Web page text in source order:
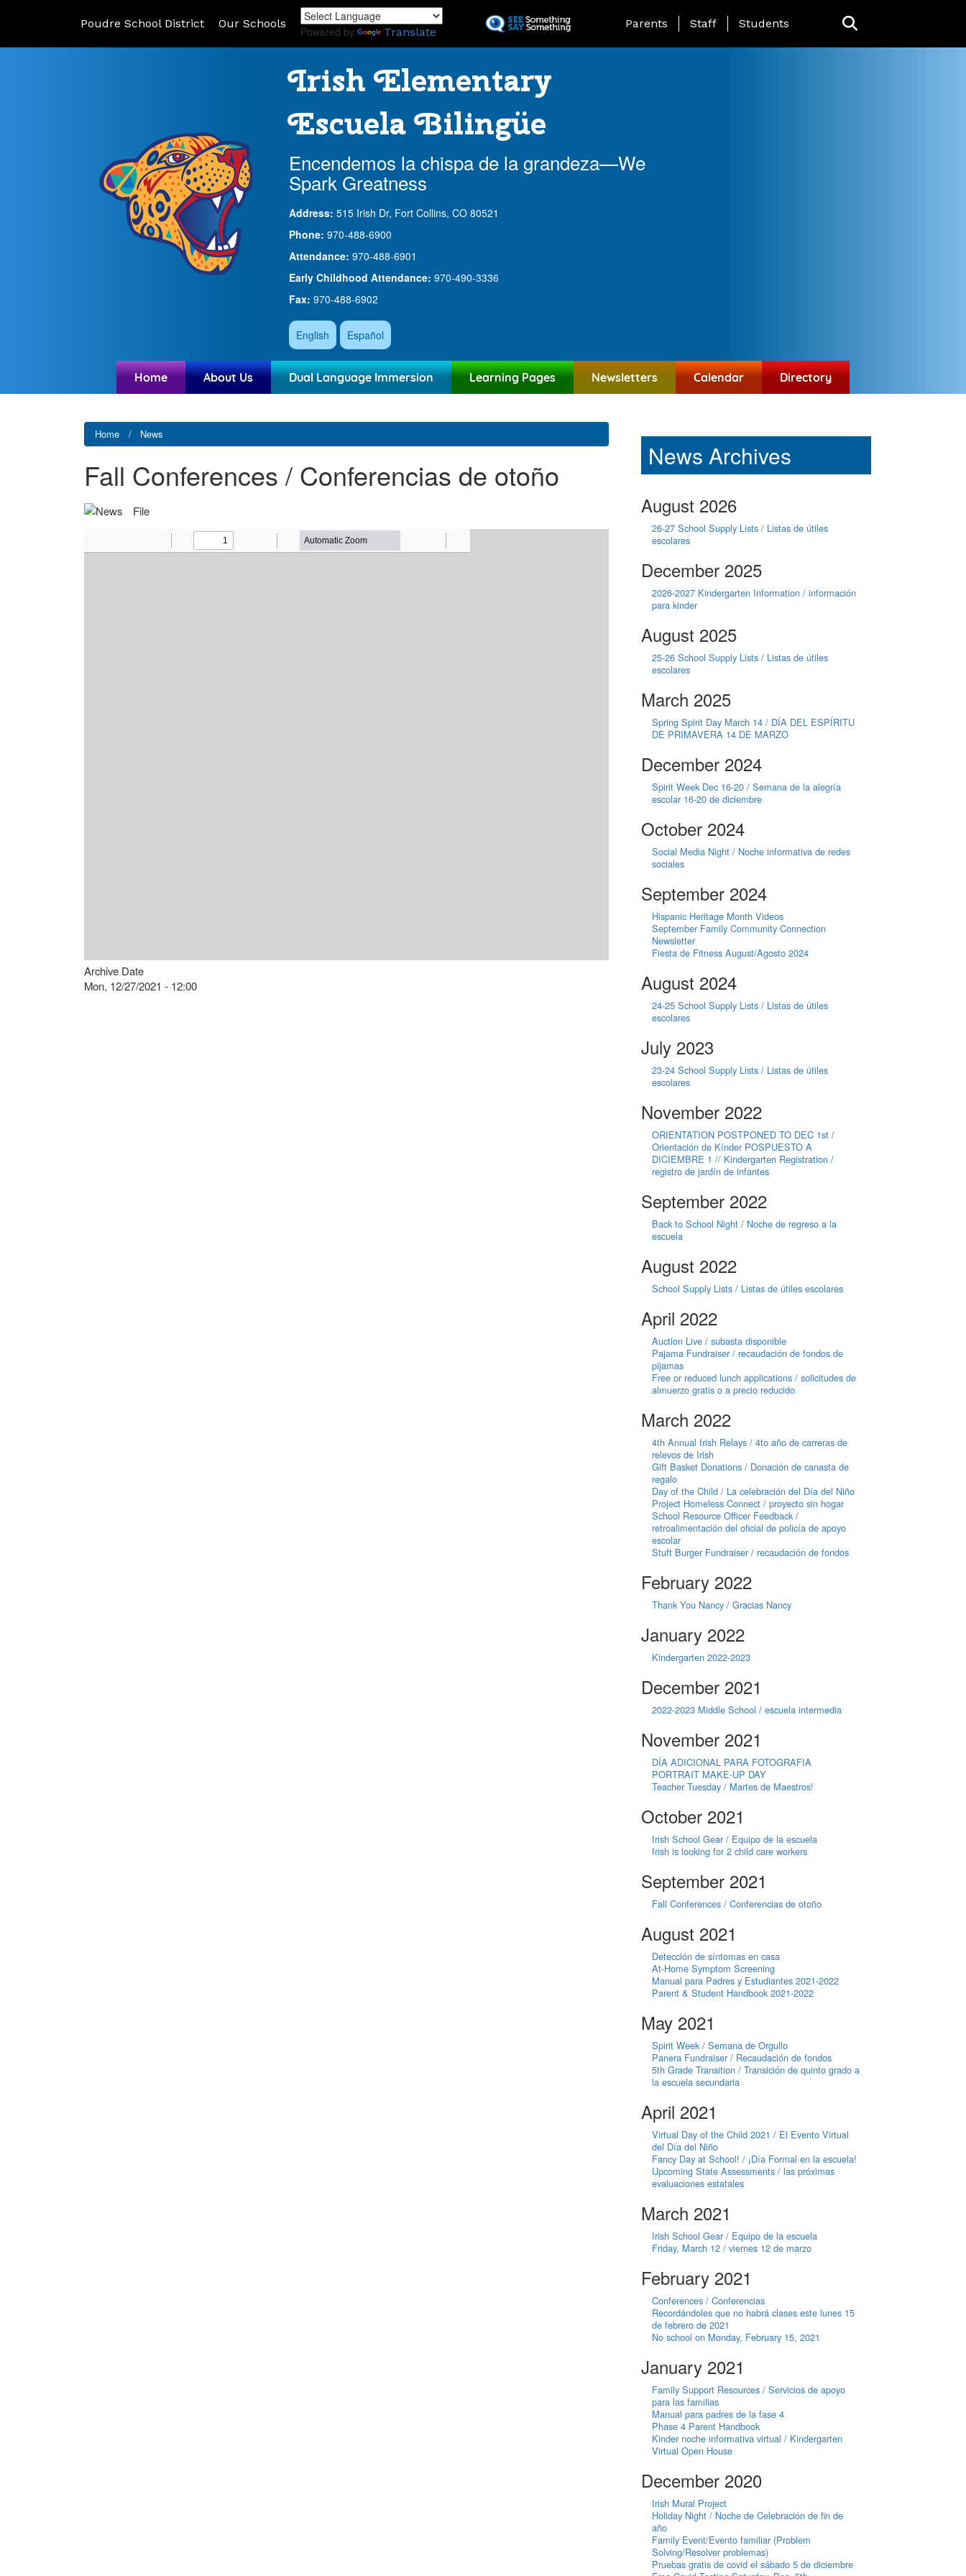
to
Poudre School District Our Schools
Powered by Translate
Landing Page Menu
Parents Staff Students
Irish Elementary
Escuela Bilingüe
Encendemos la chispa de la grandeza—We
Spark Greatness
Address: 515 Irish Dr, Fort Collins, CO 80521
Phone: 970-488-6900
Attendance: 970-488-6901
Early Childhood Attendance: 970-490-3336
Fax: 970-488-6902
English Español
Home About Us Dual Language Immersion Learning Pages Newsletters Calendar Directory
Home News
Fall Conferences / Conferencias de otoño
File
Archive Date
Mon, 12/27/2021 - 12:00
News Archives
August 2026
26-27 School Supply Lists / Listas de útiles
escolares
December 2025
2026-2027 Kindergarten Information / información
para kinder
August 2025
25-26 School Supply Lists / Listas de útiles
escolares
March 2025
Spring Spirit Day March 14 / DÍA DEL ESPÍRITU
DE PRIMAVERA 14 DE MARZO
December 2024
Spirit Week Dec 16-20 / Semana de la alegría
escolar 16-20 de diciembre
October 2024
Social Media Night / Noche informativa de redes
sociales
September 2024
Hispanic Heritage Month Videos
September Family Community Connection
Newsletter
Fiesta de Fitness August/Agosto 2024
August 2024
24-25 School Supply Lists / Listas de útiles
escolares
July 2023
23-24 School Supply Lists / Listas de útiles
escolares
November 2022
ORIENTATION POSTPONED TO DEC 1st /
Orientación de Kínder POSPUESTO A
DICIEMBRE 1 // Kindergarten Registration /
registro de jardín de infantes
September 2022
Back to School Night / Noche de regreso a la
escuela
August 2022
School Supply Lists / Listas de útiles escolares
April 2022
Auction Live / subasta disponible
Pajama Fundraiser / recaudación de fondos de
pijamas
Free or reduced lunch applications / solicitudes de
almuerzo gratis o a precio reducido
March 2022
4th Annual Irish Relays / 4to año de carreras de
relevos de Irish
Gift Basket Donations / Donación de canasta de
regalo
Day of the Child / La celebración del Día del Niño
Project Homeless Connect / proyecto sin hogar
School Resource Officer Feedback /
retroalimentación del oficial de policía de apoyo
escolar
Stuft Burger Fundraiser / recaudación de fondos
February 2022
Thank You Nancy / Gracias Nancy
January 2022
Kindergarten 2022-2023
December 2021
2022-2023 Middle School / escuela intermedia
November 2021
DÍA ADICIONAL PARA FOTOGRAFIA
PORTRAIT MAKE-UP DAY
Teacher Tuesday / Martes de Maestros!
October 2021
Irish School Gear / Equipo de la escuela
Irish is looking for 2 child care workers
September 2021
Fall Conferences / Conferencias de otoño
August 2021
Detección de síntomas en casa
At-Home Symptom Screening
Manual para Padres y Estudiantes 2021-2022
Parent & Student Handbook 2021-2022
May 2021
Spirit Week / Semana de Orgullo
Panera Fundraiser / Recaudación de fondos
5th Grade Transition / Transición de quinto grado a
la escuela secundaria
April 2021
Virtual Day of the Child 2021 / El Evento Virtual
del Día del Niño
Fancy Day at School! / ¡Día Formal en la escuela!
Upcoming State Assessments / las próximas
evaluaciones estatales
March 2021
Irish School Gear / Equipo de la escuela
Friday, March 12 / viernes 12 de marzo
February 2021
Conferences / Conferencias
Recordándoles que no habrá clases este lunes 15
de febrero de 2021
No school on Monday, February 15, 2021
January 2021
Family Support Resources / Servicios de apoyo
para las familias
Manual para padres de la fase 4
Phase 4 Parent Handbook
Kinder noche informativa virtual / Kindergarten
Virtual Open House
December 2020
Irish Mural Project
Holiday Night / Noche de Celebración de fin de
año
Family Event/Evento familiar (Problem
Solving/Resolver problemas)
Pruebas gratis de covid el sábado 5 de diciembre